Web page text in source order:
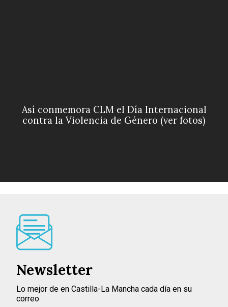
Así conmemora CLM el Día Internacional
contra la Violencia de Género (ver fotos)
Newsletter
Lo mejor de en Castilla-La Mancha cada día en su
correo